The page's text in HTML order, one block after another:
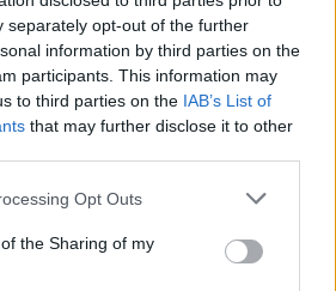
separately opt-out of the further
information by third parties on the
participants. This information may
to third parties on the IAB’s List of
that may further disclose it to other
Opt Outs
the Sharing of my
give op: Nu
helt nyt